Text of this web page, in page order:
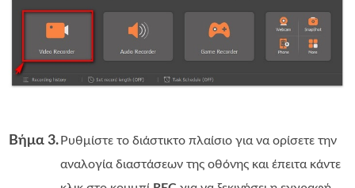
Βήμα 3. Ρυθμίστε το διάστικτο πλαίσιο για να ορίσετε την
αναλογία διαστάσεων της οθόνης και έπειτα κάντε